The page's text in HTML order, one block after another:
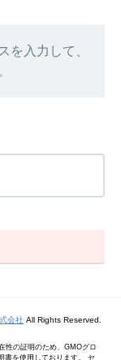
を入力して、
会社 All Rights Reserved.
性の証明のため、GMOグロ
書を使用しております。 セ